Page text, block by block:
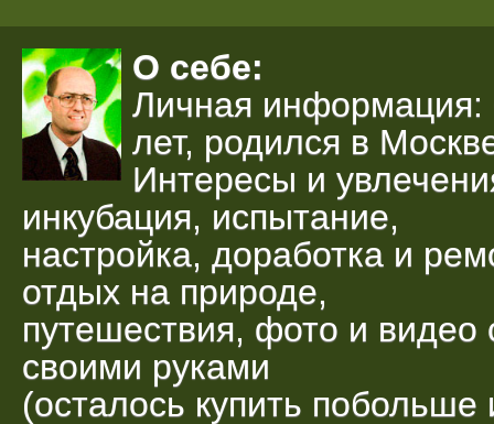
О себе:
Личная информация:
лет, родился в
Интересы и
инкубация, испытание,
настройка, доработка и
отдых на природе,
путешествия, фото и
своими руками
(осталось купить